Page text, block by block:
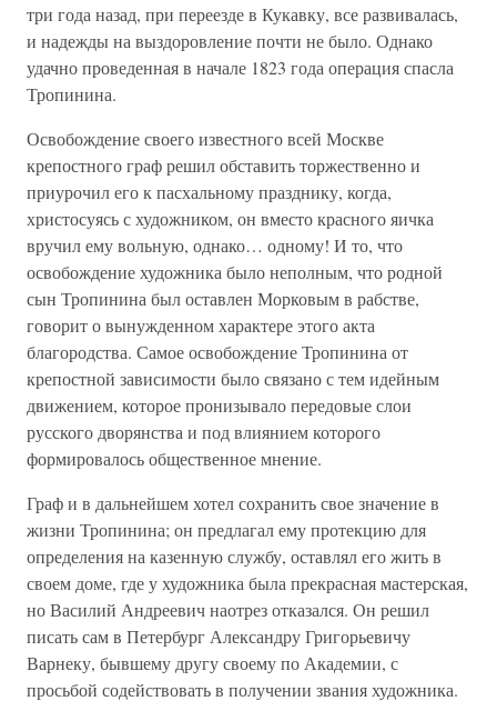
три года назад, при переезде в Кукавку, все развивалась,
и надежды на выздоровление почти не было. Однако
удачно проведенная в начале 1823 года операция спасла
Тропинина.
Освобождение своего известного всей Москве
крепостного граф решил обставить торжественно и
приурочил его к пасхальному празднику, когда,
христосуясь с художником, он вместо красного яичка
вручил ему вольную, однако… одному! И то, что
освобождение художника было неполным, что родной
сын Тропинина был оставлен Морковым в рабстве,
говорит о вынужденном характере этого акта
благородства. Самое освобождение Тропинина от
крепостной зависимости было связано с тем идейным
движением, которое пронизывало передовые слои
русского дворянства и под влиянием которого
формировалось общественное мнение.
Граф и в дальнейшем хотел сохранить свое значение в
жизни Тропинина; он предлагал ему протекцию для
определения на казенную службу, оставлял его жить в
своем доме, где у художника была прекрасная мастерская,
но Василий Андреевич наотрез отказался. Он решил
писать сам в Петербург Александру Григорьевичу
Варнеку, бывшему другу своему по Академии, с
просьбой содействовать в получении звания художника.